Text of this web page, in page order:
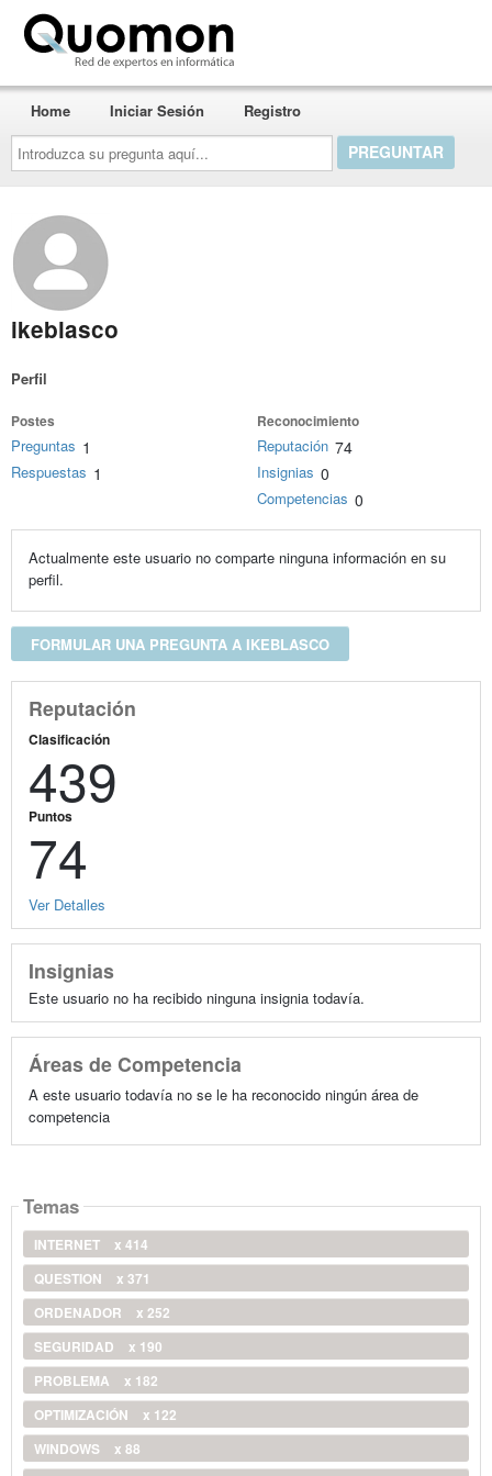
Introduzca
su
pregunta
aquí...
Home Iniciar Sesión Registro
ikeblasco
Perfil
Postes
Preguntas 1
Respuestas 1
Reconocimiento
Reputación 74
Insignias 0
Competencias 0
Actualmente este usuario no comparte ninguna información en su
perfil.
FORMULAR UNA PREGUNTA A IKEBLASCO
Reputación
Clasificación
439
Puntos
74
Ver Detalles
Insignias
Este usuario no ha recibido ninguna insignia todavía.
Áreas de Competencia
A este usuario todavía no se le ha reconocido ningún área de
competencia
Temas
INTERNET
x 414
QUESTION
x 371
ORDENADOR
x 252
SEGURIDAD
x 190
PROBLEMA
x 182
OPTIMIZACIÓN
x 122
WINDOWS
x 88